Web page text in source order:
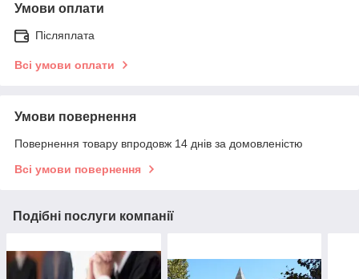
Умови оплати
Післяплата
Всі умови оплати
Умови повернення
Повернення товару впродовж 14 днів за домовленістю
Всі умови повернення
Подібні послуги компанії